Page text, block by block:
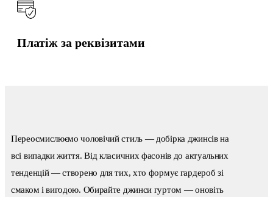
Платіж за реквізитами
Переосмислюємо чоловічий стиль — добірка джинсів на
всі випадки життя. Від класичних фасонів до актуальних
тенденцій — створено для тих, хто формує гардероб зі
смаком і вигодою. Обирайте джинси гуртом — оновіть